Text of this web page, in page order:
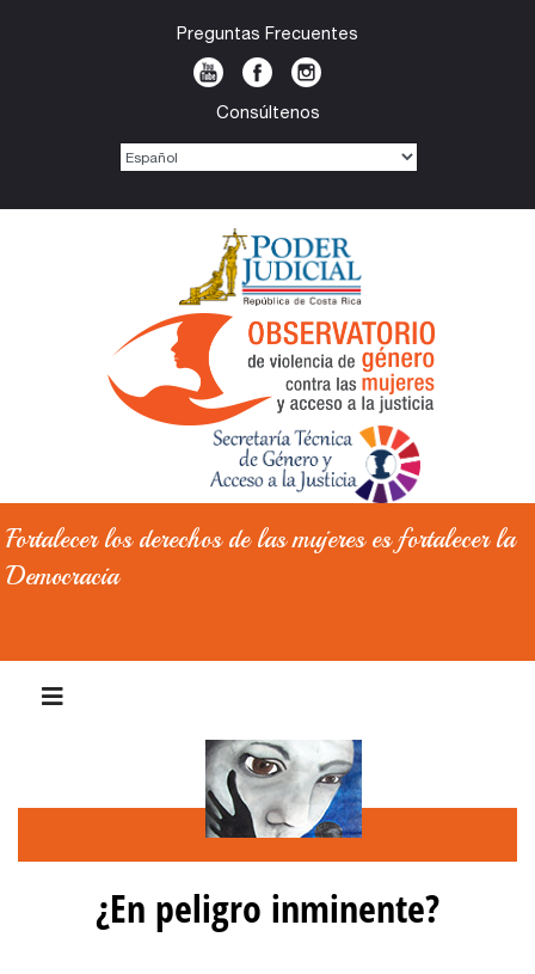
Preguntas Frecuentes
Consúltenos
Fortalecer los derechos de las mujeres es fortalecer la
Democracia
¿En peligro inminente?